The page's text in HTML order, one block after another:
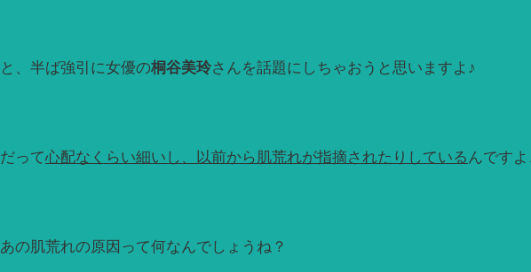
と、半ば強引に女優の桐谷美玲さんを話題にしちゃおうと思いますよ♪
だって心配なくらい細いし、以前から肌荒れが指摘されたりしている んです
あの肌荒れの原因って何なんでしょうね？